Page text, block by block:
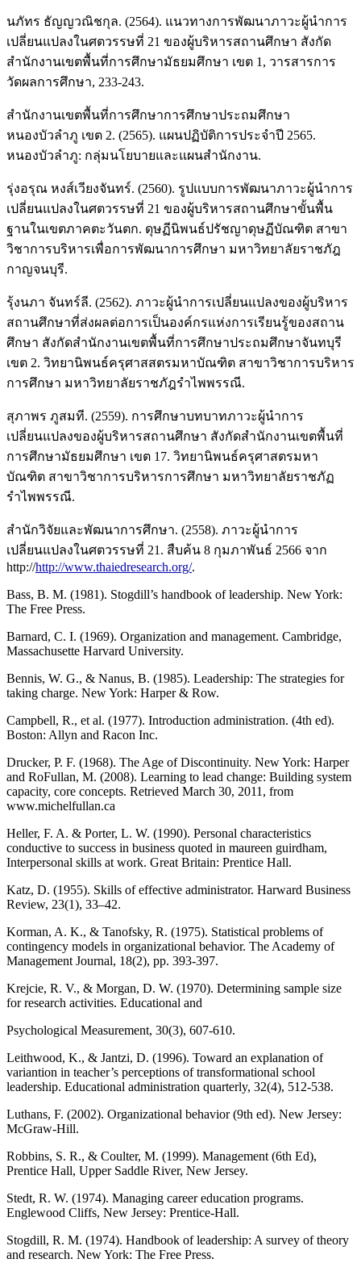
นภัทร ธัญญวณิชกุล. (2564). แนวทางการพัฒนาภาวะผู้นำการ
เปลี่ยนแปลงในศตวรรษที่ 21 ของผู้บริหารสถานศึกษา สังกัด
สำนักงานเขตพื้นที่การศึกษามัธยมศึกษา เขต 1, วารสารการ
วัดผลการศึกษา, 233-243.
สำนักงานเขตพื้นที่การศึกษาการศึกษาประถมศึกษา
หนองบัวลำภู เขต 2. (2565). แผนปฏิบัติการประจำปี 2565.
หนองบัวลำภู: กลุ่มนโยบายและแผนสำนักงาน.
รุ่งอรุณ หงส์เวียงจันทร์. (2560). รูปแบบการพัฒนาภาวะผู้นำการ
เปลี่ยนแปลงในศตวรรษที่ 21 ของผู้บริหารสถานศึกษาขั้นพื้น
ฐานในเขตภาคตะวันตก. ดุษฏีนิพนธ์ปรัชญาดุษฏีบัณฑิต สาขา
วิชาการบริหารเพื่อการพัฒนาการศึกษา มหาวิทยาลัยราชภัฎ
กาญจนบุรี.
รุ้งนภา จันทร์ลี. (2562). ภาวะผู้นำการเปลี่ยนแปลงของผู้บริหาร
สถานศึกษาที่ส่งผลต่อการเป็นองค์กรแห่งการเรียนรู้ของสถาน
ศึกษา สังกัดสำนักงานเขตพื้นที่การศึกษาประถมศึกษาจันทบุรี
เขต 2. วิทยานิพนธ์ครุศาสสตรมหาบัณฑิต สาขาวิชาการบริหาร
การศึกษา มหาวิทยาลัยราชภัฎรำไพพรรณี.
สุภาพร ภูสมที. (2559). การศึกษาบทบาทภาวะผู้นำการ
เปลี่ยนแปลงของผู้บริหารสถานศึกษา สังกัดสำนักงานเขตพื้นที่
การศึกษามัธยมศึกษา เขต 17. วิทยานิพนธ์ครุศาสตรมหา
บัณฑิต สาขาวิชาการบริหารการศึกษา มหาวิทยาลัยราชภัฏ
รำไพพรรณี.
สำนักวิจัยและพัฒนาการศึกษา. (2558). ภาวะผู้นำการ
เปลี่ยนแปลงในศตวรรษที่ 21. สืบค้น 8 กุมภาพันธ์ 2566 จาก
http://http://www.thaiedresearch.org/.
Bass, B. M. (1981). Stogdill’s handbook of leadership. New York:
The Free Press.
Barnard, C. I. (1969). Organization and management. Cambridge,
Massachusette Harvard University.
Bennis, W. G., & Nanus, B. (1985). Leadership: The strategies for
taking charge. New York: Harper & Row.
Campbell, R., et al. (1977). Introduction administration. (4th ed).
Boston: Allyn and Racon Inc.
Drucker, P. F. (1968). The Age of Discontinuity. New York: Harper
and RoFullan, M. (2008). Learning to lead change: Building system
capacity, core concepts. Retrieved March 30, 2011, from
www.michelfullan.ca
Heller, F. A. & Porter, L. W. (1990). Personal characteristics
conductive to success in business quoted in maureen guirdham,
Interpersonal skills at work. Great Britain: Prentice Hall.
Katz, D. (1955). Skills of effective administrator. Harward Business
Review, 23(1), 33–42.
Korman, A. K., & Tanofsky, R. (1975). Statistical problems of
contingency models in organizational behavior. The Academy of
Management Journal, 18(2), pp. 393-397.
Krejcie, R. V., & Morgan, D. W. (1970). Determining sample size
for research activities. Educational and
Psychological Measurement, 30(3), 607-610.
Leithwood, K., & Jantzi, D. (1996). Toward an explanation of
variantion in teacher’s perceptions of transformational school
leadership. Educational administration quarterly, 32(4), 512-538.
Luthans, F. (2002). Organizational behavior (9th ed). New Jersey:
McGraw-Hill.
Robbins, S. R., & Coulter, M. (1999). Management (6th Ed),
Prentice Hall, Upper Saddle River, New Jersey.
Stedt, R. W. (1974). Managing career education programs.
Englewood Cliffs, New Jersey: Prentice-Hall.
Stogdill, R. M. (1974). Handbook of leadership: A survey of theory
and research. New York: The Free Press.